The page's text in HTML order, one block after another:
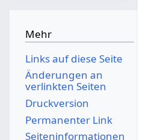
Mehr
Links auf diese Seite
Änderungen an
verlinkten Seiten
Druckversion
Permanenter Link
Seiten­­informationen